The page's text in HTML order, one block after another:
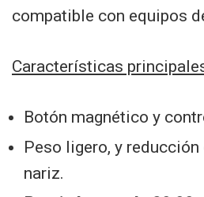
compatible con equipos
Características
Botón magnético y
Peso ligero, y
nariz.